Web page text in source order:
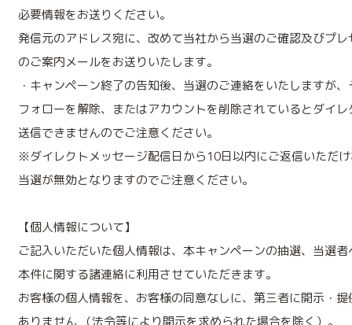
必要情報をお送りください。
発信元のアドレス宛に、改めて当社から当選のご確認及びプ
のご案内メールをお送りいたします。
・キャンペーン終了の告知後、当選のご連絡をいたしますが
フォローを解除、またはアカウントを削除されているとダイ
送信できませんのでご注意ください。
※ダイレクトメッセージ配信日から10日以内にご返信いただ
当選が無効となりますのでご注意ください。
【個人情報について】
ご記入いただいた個人情報は、本キャンペーンの抽選、当選
本件に関する諸連絡に利用させていただきます。
お客様の個人情報を、お客様の同意なしに、第三者に開示・
ありません （法令等により開示を求められた場合を除く）。